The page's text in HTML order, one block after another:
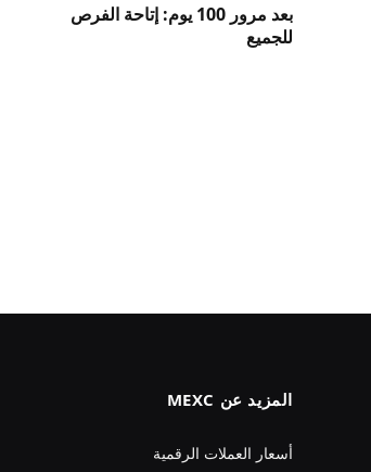
بعد مرور 100 يوم: إتاحة الفرص
للجميع
المزيد عن MEXC
أسعار العملات الرقمية